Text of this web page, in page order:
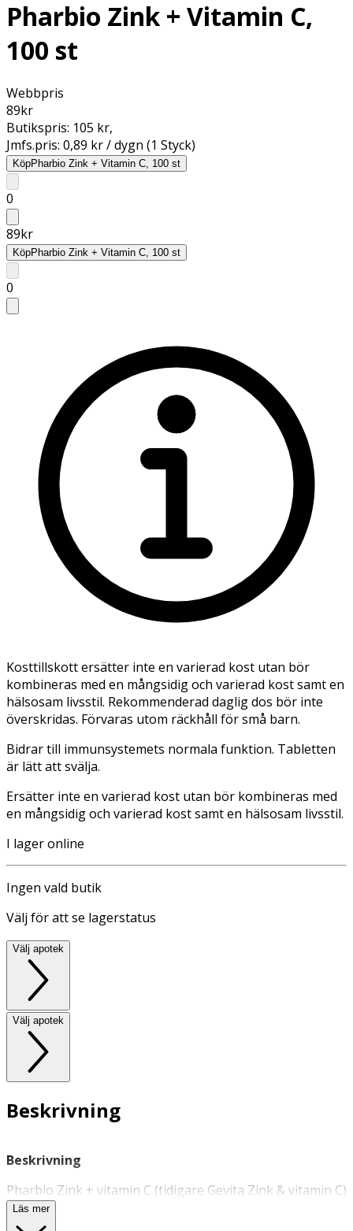
Pharbio Zink + Vitamin C,
100 st
Webbpris
89kr
Butikspris: 105 kr,
Jmfs.pris: 0,89 kr / dygn (1 Styck)
KöpPharbio Zink + Vitamin C, 100 st
0
89kr
KöpPharbio Zink + Vitamin C, 100 st
0
Kosttillskott ersätter inte en varierad kost utan bör
kombineras med en mångsidig och varierad kost samt en
hälsosam livsstil. Rekommenderad daglig dos bör inte
överskridas. Förvaras utom räckhåll för små barn.
Bidrar till immunsystemets normala funktion. Tabletten
är lätt att svälja.
Ersätter inte en varierad kost utan bör kombineras med
en mångsidig och varierad kost samt en hälsosam livsstil.
I lager online
Ingen vald butik
Välj för att se lagerstatus
Välj apotek
Välj apotek
Beskrivning
Beskrivning
Pharbio Zink + vitamin C (tidigare Gevita Zink & vitamin C)
är ett kosttillskott som innehåller zink och C-vitamin som
båda är antioxidanter och bidrar till att skydda cellerna
Läs mer